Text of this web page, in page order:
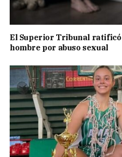
El Superior Tribunal ratificó
hombre por abuso sexual